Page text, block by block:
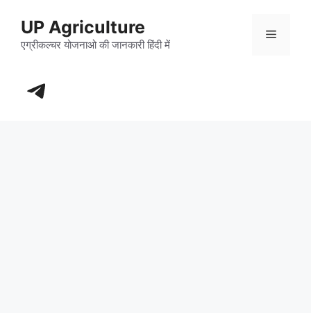
content
UP Agriculture
एग्रीकल्चर योजनाओ की जानकारी हिंदी में
Menu
https://t.me/+_dXT-DwpRj03ZDhl